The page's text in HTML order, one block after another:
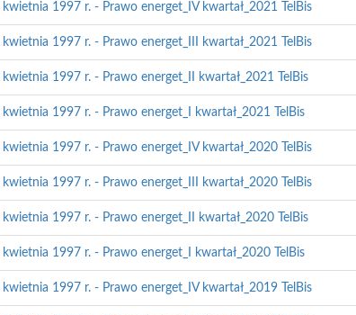
1997 r. - Prawo energet_IV kwartał_2021 TelBis
1997 r. - Prawo energet_III kwartał_2021 TelBis
1997 r. - Prawo energet_II kwartał_2021 TelBis
1997 r. - Prawo energet_I kwartał_2021 TelBis
1997 r. - Prawo energet_IV kwartał_2020 TelBis
1997 r. - Prawo energet_III kwartał_2020 TelBis
1997 r. - Prawo energet_II kwartał_2020 TelBis
1997 r. - Prawo energet_I kwartał_2020 TelBis
1997 r. - Prawo energet_IV kwartał_2019 TelBis